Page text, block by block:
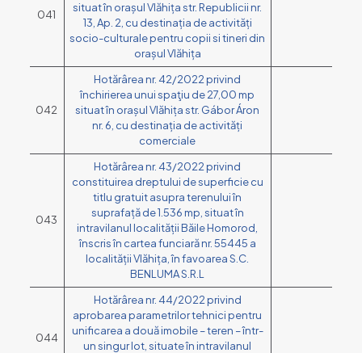
041
situat în orașul Vlăhița str. Republicii nr.
13, Ap. 2, cu destinația de activități
socio-culturale pentru copii si tineri din
orașul Vlăhița
042
Hotărârea nr. 42/2022 privind
închirierea unui spaţiu de 27,00 mp
situat în orașul Vlăhița str. Gábor Áron
nr. 6, cu destinația de activități
comerciale
043
Hotărârea nr. 43/2022 privind
constituirea dreptului de superficie cu
titlu gratuit asupra terenului în
suprafață de 1.536 mp, situat în
intravilanul localității Băile Homorod,
înscris în cartea funciară nr. 55445 a
localității Vlăhița, în favoarea S.C.
BENLUMA S.R.L
044
Hotărârea nr. 44/2022 privind
aprobarea parametrilor tehnici pentru
unificarea a două imobile – teren – într-
un singur lot, situate în intravilanul